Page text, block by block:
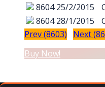
8604 25/2/2015
8604 28/1/2015
Prev (8603)
Next
Buy Now!